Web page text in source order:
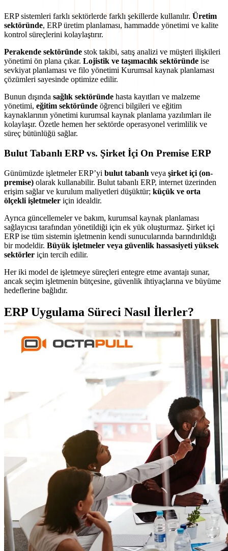
ERP sistemleri farklı sektörlerde farklı şekillerde kullanılır. Üretim
sektöründe, ERP üretim planlaması, hammadde yönetimi ve kalite
kontrol süreçlerini kolaylaştırır.
Perakende sektöründe stok takibi, satış analizi ve müşteri ilişkileri
yönetimi ön plana çıkar. Lojistik ve taşımacılık sektöründe ise
sevkiyat planlaması ve filo yönetimi Kurumsal kaynak planlaması
çözümleri sayesinde optimize edilir.
Bunun dışında sağlık sektöründe hasta kayıtları ve malzeme
yönetimi, eğitim sektöründe öğrenci bilgileri ve eğitim
kaynaklarının yönetimi kurumsal kaynak planlama yazılımları ile
kolaylaşır. Özetle hemen her sektörde operasyonel verimlilik ve
süreç bütünlüğü sağlar.
Bulut Tabanlı ERP vs. Şirket İçi On Premise ERP
Günümüzde işletmeler ERP’yi bulut tabanlı veya şirket içi (on-
premise) olarak kullanabilir. Bulut tabanlı ERP, internet üzerinden
erişim sağlar ve kurulum maliyetleri düşüktür; küçük ve orta
ölçekli işletmeler için idealdir.
Ayrıca güncellemeler ve bakım, kurumsal kaynak planlaması
sağlayıcısı tarafından yönetildiği için ek yük oluşturmaz. Şirket içi
ERP ise tüm sistemin işletmenin kendi sunucularında barındırıldığı
bir modeldir. Büyük işletmeler veya güvenlik hassasiyeti yüksek
sektörler için tercih edilir.
Her iki model de işletmeye süreçleri entegre etme avantajı sunar,
ancak seçim işletmenin bütçesine, güvenlik ihtiyaçlarına ve büyüme
hedeflerine bağlıdır.
ERP Uygulama Süreci Nasıl İlerler?